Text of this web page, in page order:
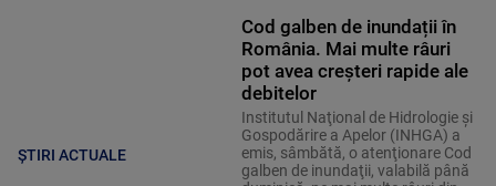
ȘTIRI ACTUALE
Cod galben de inundații în
România. Mai multe râuri
pot avea creșteri rapide ale
debitelor
Institutul Naţional de Hidrologie şi
Gospodărire a Apelor (INHGA) a
emis, sâmbătă, o atenţionare Cod
galben de inundaţii, valabilă până